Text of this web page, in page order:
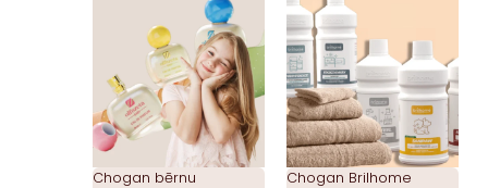
Chogan bērnu
Chogan Brilhome